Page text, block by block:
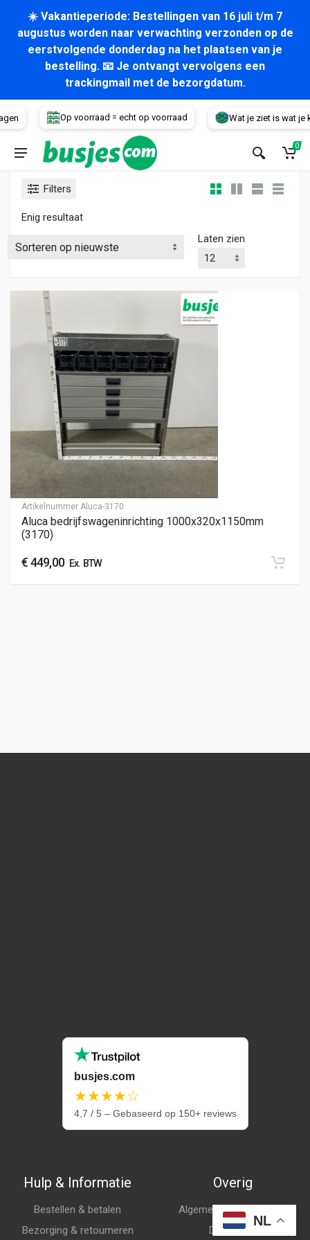
☀️ Vakantieperiode: Bestellingen van 16 juli t/m 7
augustus worden naar verwachting verzonden op de
eerstvolgende donderdag na het plaatsen van je
bestelling. 📧 Je ontvangt vervolgens een
trackingmail met de bezorgdatum.
Op voorraad = echt op voorraad Wat je ziet is wat je
Voertuig
0
Filters
Enig resultaat
Laten zien
Artikelnummer Aluca-3170
Aluca bedrijfswageninrichting 1000x320x1150mm
(3170)
€449,00Ex. BTW
busjes.com
★★★★☆
4,7 / 5 – Gebaseerd op 150+ reviews
Hulp & Informatie
Bestellen & betalen
Bezorging & retourneren
Overig
Algemene voorwaarden
Disclaimer
NL